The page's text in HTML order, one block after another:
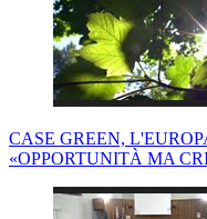
CASE GREEN,
«OPPORTUNITÀ MA